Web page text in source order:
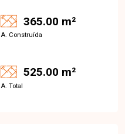
365.00 m²
A. Construída
525.00 m²
A. Total